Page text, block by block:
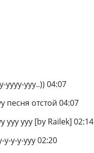
ууу..)) 04:07
песня отстой 04:07
ууу ууу [by Railek] 02:14
у-у-ууу 02:20